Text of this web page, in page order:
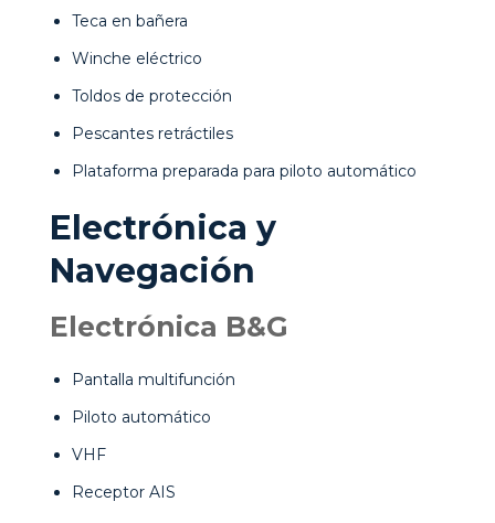
Teca en bañera
Winche eléctrico
Toldos de protección
Pescantes retráctiles
Plataforma preparada para piloto automático
Electrónica y
Navegación
Electrónica B&G
Pantalla multifunción
Piloto automático
VHF
Receptor AIS